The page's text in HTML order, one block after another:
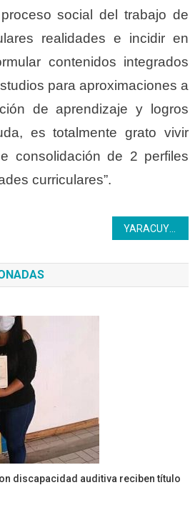
social del trabajo de
realidades e incidir en
contenidos integrados
para aproximaciones a
de aprendizaje y logros
es totalmente grato vivir
consolidación de 2 perfiles
curriculares”.
YARACUY | Inces recibe 177 láminas de madera de parte de BNBT
discapacidad auditiva reciben título